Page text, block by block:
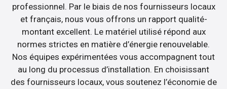
professionnel. Par le biais de nos fournisseurs locaux
et français, nous vous offrons un rapport qualité-
montant excellent. Le matériel utilisé répond aux
normes strictes en matière d’énergie renouvelable.
Nos équipes expérimentées vous accompagnent tout
au long du processus d’installation. En choisissant
des fournisseurs locaux, vous soutenez l’économie de